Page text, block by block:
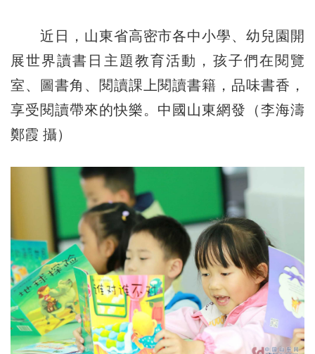
近日，山東省高密市各中小學、幼兒園開
展世界讀書日主題教育活動，孩子們在閱覽
室、圖書角、閱讀課上閱讀書籍，品味書香，
享受閱讀帶來的快樂。中國山東網發（李海濤
鄭霞 攝）